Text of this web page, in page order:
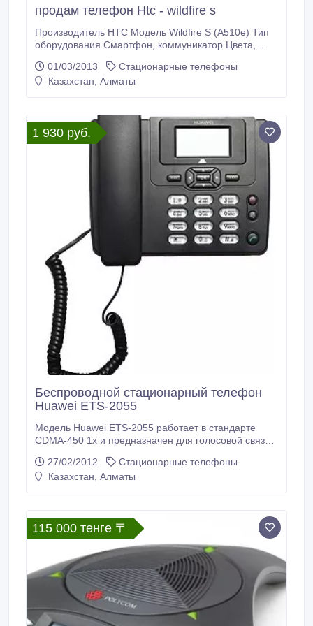
продам телефон Htc - wildfire s
Производитель HTC Модель Wildfire S (A510e) Тип
оборудования Смартфон, коммуникатор Цвета,
850/900/1800/1900/WCDMA GPS-приемник GPS
(спутник) Встроенная память телефона 512 Мб
01/03/2013
Стационарные телефоны
Казахстан, Алматы
1 930 руб.
Беспроводной стационарный телефон
Huawei ETS-2055
Модель Huawei ETS-2055 работает в стандарте
CDMA-450 1x и предназначен для голосовой связи,
кбит/с в сетях сотового оператора Скай Линк
(SkyLink). Huawei ETS 2055 - классический
беспроводной связи для организации телефонии.
27/02/2012
Стационарные телефоны
Казахстан, Алматы
115 000 тенге 〒